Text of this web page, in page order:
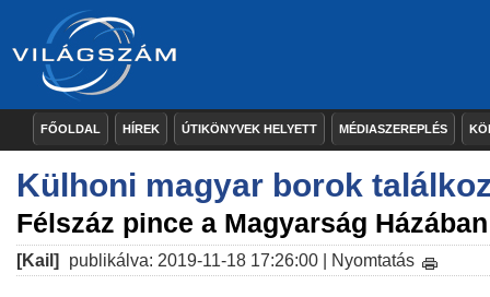
FŐOLDAL HÍREK ÚTIKÖNYVEK HELYETT MÉDIASZEREPLÉS
Külhoni magyar borok
Félszáz pince a Magyarság Házában
[Kail] publikálva: 2019-11-18 17:26:00 | Nyomtatás